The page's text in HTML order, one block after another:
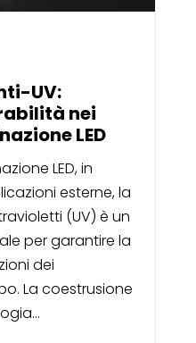
UV:
nei
LED
LED, in
esterne, la
(UV) è un
per garantire la
dei
La coestrusione